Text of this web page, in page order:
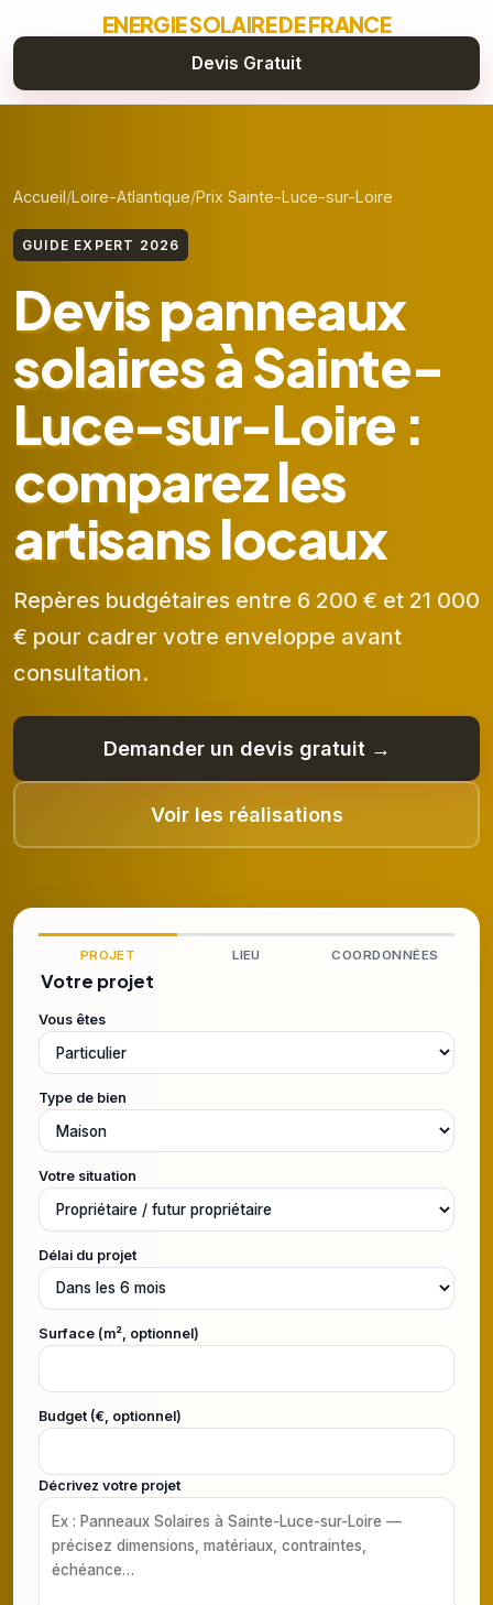
ENERGIE SOLAIRE DE FRANCE
Devis Gratuit
Accueil Loire-Atlantique Prix Sainte-Luce-sur-Loire
GUIDE EXPERT 2026
Devis panneaux
solaires à Sainte-
Luce-sur-Loire :
comparez les
artisans locaux
Repères budgétaires entre 6 200 € et 21 000
€ pour cadrer votre enveloppe avant
consultation.
Demander un devis gratuit →
Voir les réalisations
PROJET LIEU COORDONNÉES
Votre projet
Vous êtes
Type de bien
Votre situation
Délai du projet
Surface (m², optionnel)
Budget (€, optionnel)
Décrivez votre projet